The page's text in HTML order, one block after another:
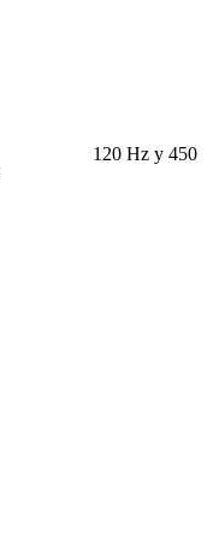
120 Hz y 450